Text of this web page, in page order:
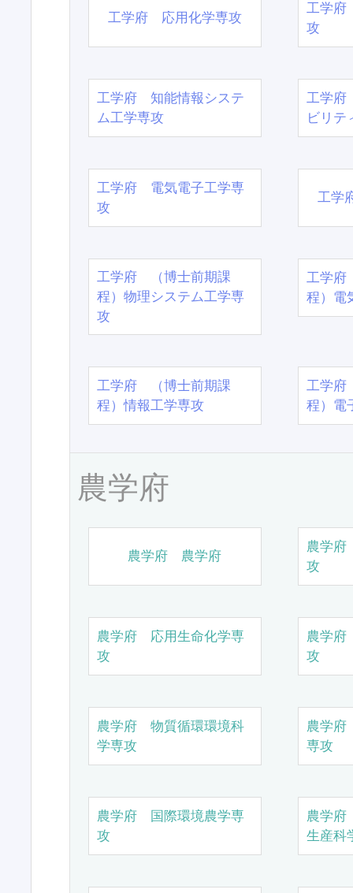
工学府 応用化学専攻
工学府
攻
工学府 知能情報システ
ム工学専攻
工学府
ビリテ
工学府 電気電子工学専
攻
工学
工学府 （博士前期課
程）物理システム工学専
攻
工学
程）電
工学府 （博士前期課
程）情報工学専攻
工学
程）電
農学府
農学府 農学府
農学
攻
農学府 応用生命化学専
攻
農学
攻
農学府 物質循環環境科
学専攻
農学
専攻
農学府 国際環境農学専
攻
農学
生産科